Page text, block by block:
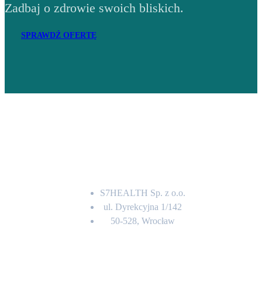
Zadbaj o zdrowie swoich bliskich.
SPRAWDŹ OFERTĘ
S7HEALTH Sp. z o.o.
ul. Dyrekcyjna 1/142
50-528, Wrocław